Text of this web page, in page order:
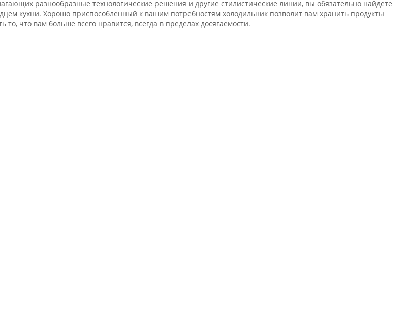
разнообразные технологические решения и другие стилистические линии, вы обязательно найдете
кухни. Хорошо приспособленный к вашим потребностям холодильник позволит вам хранить продукты
то, что вам больше всего нравится, всегда в пределах досягаемости.
быть просторным, но в то же время, особенно для небольших кухонь, он не может занимать слишком много